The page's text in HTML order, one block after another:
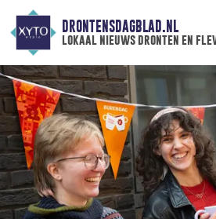
DRONTENSDAGBLAD.NL
lokaal nieuws dronten en